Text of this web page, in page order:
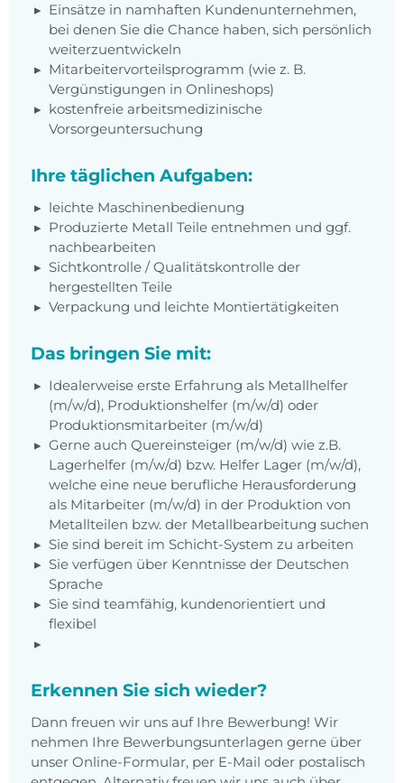
Einsätze in namhaften Kundenunternehmen,
bei denen Sie die Chance haben, sich persönlich
weiterzuentwickeln
Mitarbeitervorteilsprogramm (wie z. B.
Vergünstigungen in Onlineshops)
kostenfreie arbeitsmedizinische
Vorsorgeuntersuchung
Ihre täglichen Aufgaben:
leichte Maschinenbedienung
Produzierte Metall Teile entnehmen und ggf.
nachbearbeiten
Sichtkontrolle / Qualitätskontrolle der
hergestellten Teile
Verpackung und leichte Montiertätigkeiten
Das bringen Sie mit:
Idealerweise erste Erfahrung als Metallhelfer
(m/w/d), Produktionshelfer (m/w/d) oder
Produktionsmitarbeiter (m/w/d)
Gerne auch Quereinsteiger (m/w/d) wie z.B.
Lagerhelfer (m/w/d) bzw. Helfer Lager (m/w/d),
welche eine neue berufliche Herausforderung
als Mitarbeiter (m/w/d) in der Produktion von
Metallteilen bzw. der Metallbearbeitung suchen
Sie sind bereit im Schicht-System zu arbeiten
Sie verfügen über Kenntnisse der Deutschen
Sprache
Sie sind teamfähig, kundenorientiert und
flexibel
Erkennen Sie sich wieder?
Dann freuen wir uns auf Ihre Bewerbung! Wir
nehmen Ihre Bewerbungsunterlagen gerne über
unser Online-Formular, per E-Mail oder postalisch